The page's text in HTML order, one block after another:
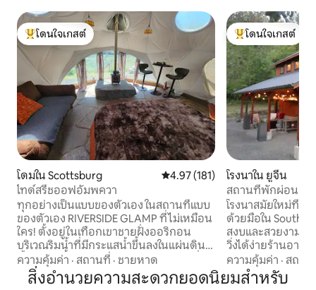
โดนใจเกสต์ที่สุด
โดนใจเกสต์
โดมใน Scottsburg คะแนนเฉลี่ย 4.97 จาก 5, 181 รีวิว
4.97 (181)
ไทด์สรีชออฟอัมพควา
ทุกอย่างเป็นแบบของตัวเอง ในสถานที่แบบ
ของตัวเอง RIVERSIDE GLAMP ที่ไม่เหมือน
ใคร! ตั้งอยู่ในเทือกเขาชายฝั่งออริกอน
บริเวณริมน้ำที่มีกระแสน้ำขึ้นลงในแผ่นดิน
ตั้งอยู่บนพื้นหลังของเมืองชนบทเล็กๆ ที่มี
ความสำคัญทางประวัติศาสตร์ ซ่อนตัวอยู่
ห่างจากเส้นทางที่มีคนผ่านไปมาบ่อยๆ ไป/
ความคุ้มค่า · สถานที่ · ชายหาด
โดนใจเกสต์ที่สุด
โดนใจเกสต์
โรงนาใน ยูจีน
สถานที่พักผ่อนส่ว
ธรรมชาติในเมืองข
โรงนาสมัยใหม่ที่ไ
ด้วยมือใน South
สงบและสวยงาม เ
วิ่งได้ง่ายร้านอาห
กาแฟและร้านขาย
ถนนนกฮูกที่สะดว
นี้ตั้งอยู่บนพื้นที่ 4 เ
ความคุ้มค่า · สถาน
สิ่งอำนวยความสะดวกยอดนิยมสำหรับ